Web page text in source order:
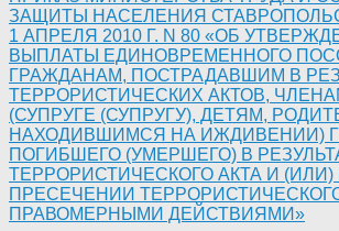
ЗАЩИТЫ НАСЕЛЕНИЯ
1 АПРЕЛЯ 2010 Г. N 80 «ОБ
ВЫПЛАТЫ ЕДИНОВРЕМЕННОГО
ГРАЖДАНАМ, ПОСТРАДАВШИМ В
ТЕРРОРИСТИЧЕСКИХ АКТОВ,
(СУПРУГЕ (СУПРУГУ), ДЕТЯМ,
НАХОДИВШИМСЯ НА ИЖДИВЕНИИ)
ПОГИБШЕГО (УМЕРШЕГО) В
ТЕРРОРИСТИЧЕСКОГО АКТА И (ИЛИ)
ПРЕСЕЧЕНИИ
ПРАВОМЕРНЫМИ ДЕЙСТВИЯМИ»